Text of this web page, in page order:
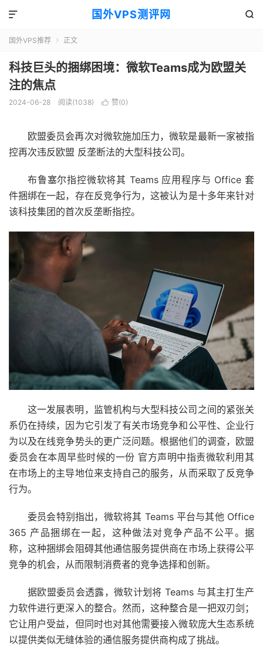
国外VPS测评网 

国外VPS推荐  正文
科技巨头的捆绑困境：微软Teams成为欧盟关
注的焦点
2024-06-28 阅读(1038)  赞(0)
欧盟委员会再次对微软施加压力，微软是最新一家被指
控再次违反欧盟 反垄断法的大型科技公司。
布鲁塞尔指控微软将其 Teams 应用程序与 Office 套
件捆绑在一起，存在反竞争行为，这被认为是十多年来针对
该科技集团的首次反垄断指控。
这一发展表明，监管机构与大型科技公司之间的紧张关
系仍在持续，因为它引发了有关市场竞争和公平性、企业行
为以及在线竞争势头的更广泛问题。根据他们的调查，欧盟
委员会在本周早些时候的一份 官方声明中指责微软利用其
在市场上的主导地位来支持自己的服务，从而采取了反竞争
行为。
委员会特别指出，微软将其 Teams 平台与其他 Office
365 产品捆绑在一起，这种做法对竞争产品不公平。据
称，这种捆绑会阻碍其他通信服务提供商在市场上获得公平
竞争的机会，从而限制消费者的竞争选择和创新。
据欧盟委员会透露，微软计划将 Teams 与其主打生产
力软件进行更深入的整合。然而，这种整合是一把双刃剑；
它让用户受益，但同时也对其他需要接入微软庞大生态系统
以提供类似无缝体验的通信服务提供商构成了挑战。